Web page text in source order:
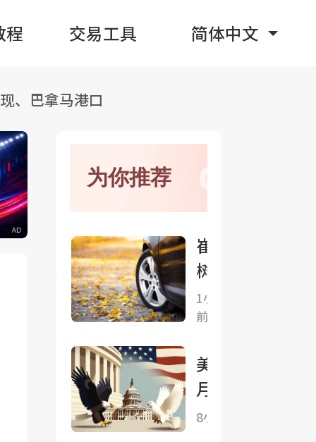
程 交易工具 简体中文
、巴拿马港口
为你推荐
崔东
树：
今年
1-6
界新
能源
汽车
1小时
前
美国7
月非农
数据
8小时前